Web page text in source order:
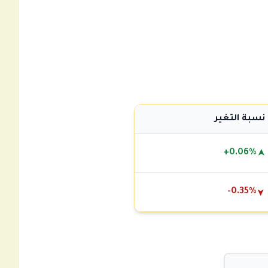
نسبة التغير
+0.06% ➤
-0.35%➤